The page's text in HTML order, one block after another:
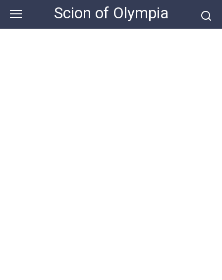
content
Scion of Olympia